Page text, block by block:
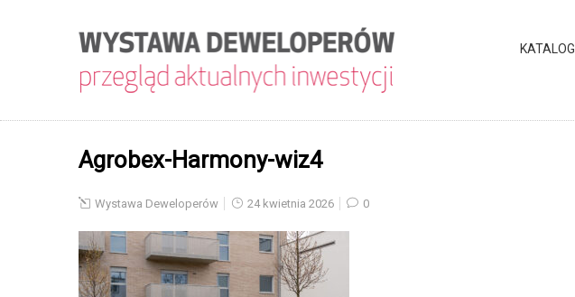
KATALOG
Agrobex-Harmony-wiz4
Wystawa Deweloperów 24 kwietnia 2026 0